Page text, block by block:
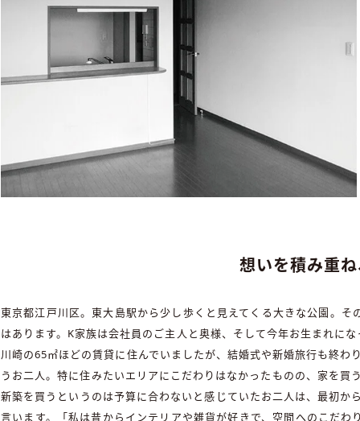
想いを積み重
東京都江戸川区。東大島駅から少し歩くと見えてくる大きな公園。
はあります。K家族は会社員のご主人と奥様、そして今年お生まれに
川崎の65㎡ほどの賃貸に住んでいましたが、結婚式や新婚旅行も終
うお二人。特に住みたいエリアにこだわりはなかったものの、家を
新築を買うというのは予算に合わないと感じていたお二人は、最初
言います。「私は昔からインテリアや雑貨が好きで、空間へのこだ